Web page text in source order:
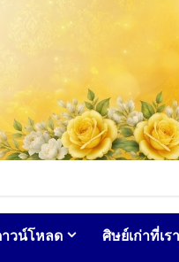
วน์โหลด
ศิษย์เก่าที่เ